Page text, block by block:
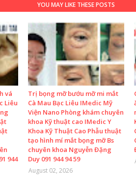
YOU MAY LIKE THESE POSTS
vá
Liêu
944
Trị bọng mỡ bướu mỡ mi mắt
Cà Mau Bạc Liêu IMedic Mỹ
Viện Nano Phòng khám chuyên
khoa Kỹ thuật cao IMedic Y
Khoa Kỹ Thuật Cao Phẫu thuật
tạo hình mí mắt bọng mỡ Bs
chuyên khoa Nguyễn Đặng
Duy 091 944 94 59
August 02, 2026